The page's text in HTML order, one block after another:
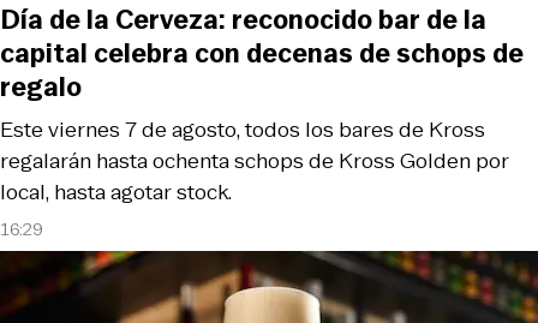
16:29
Este viernes 7 de agosto, todos los bares de Kross
regalarán hasta ochenta schops de Kross Golden por
local, hasta agotar stock.
Día de la Cerveza: reconocido bar de la
capital celebra con decenas de schops de
regalo